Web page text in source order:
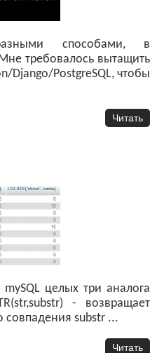
способами, в
требовалось вытащить
Django/PostgreSQL, чтобы
Читать
целых три аналога
- возвращает
совпадения substr ...
Читать